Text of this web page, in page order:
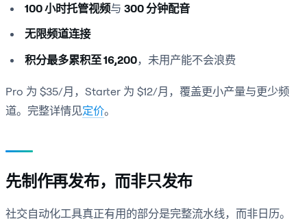
100 小时托管视频与 300 分钟配音
无限频道连接
积分最多累积至 16,200，未用产能不会浪费
Pro 为 $35/月，Starter 为 $12/月，覆盖更小产量与更少频
道。完整详情见定价。
先制作再发布，而非只发布
社交自动化工具真正有用的部分是完整流水线，而非日历。